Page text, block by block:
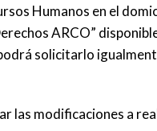
Humanos en el
ARCO”
solicitarlo
las modificaciones a